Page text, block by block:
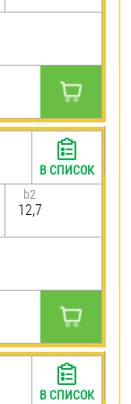
b2
12,7
В СПИСОК
В СПИСОК